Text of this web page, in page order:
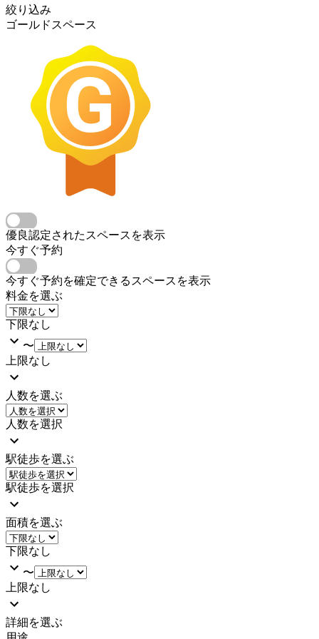
絞り込み
ゴールドスペース
優良認定されたスペースを表示
今すぐ予約
今すぐ予約を確定できるスペースを表示
料金を選ぶ
下限なし
〜
上限なし
人数を選ぶ
人数を選択
駅徒歩を選ぶ
駅徒歩を選択
面積を選ぶ
下限なし
〜
上限なし
詳細を選ぶ